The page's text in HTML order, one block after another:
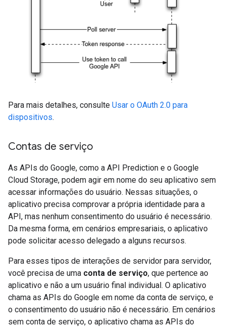
Para mais detalhes, consulte Usar o OAuth 2.0 para
dispositivos.
Contas de serviço
As APIs do Google, como a API Prediction e o Google
Cloud Storage, podem agir em nome do seu aplicativo sem
acessar informações do usuário. Nessas situações, o
aplicativo precisa comprovar a própria identidade para a
API, mas nenhum consentimento do usuário é necessário.
Da mesma forma, em cenários empresariais, o aplicativo
pode solicitar acesso delegado a alguns recursos.
Para esses tipos de interações de servidor para servidor,
você precisa de uma conta de serviço, que pertence ao
aplicativo e não a um usuário final individual. O aplicativo
chama as APIs do Google em nome da conta de serviço, e
o consentimento do usuário não é necessário. Em cenários
sem conta de serviço, o aplicativo chama as APIs do